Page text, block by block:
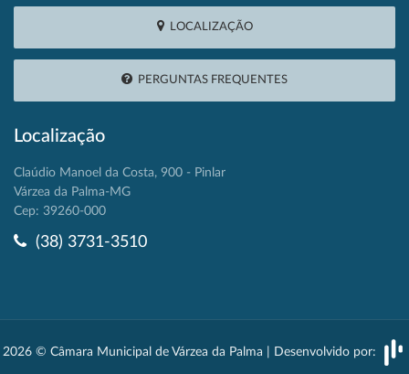
LOCALIZAÇÃO
PERGUNTAS FREQUENTES
Localização
Claúdio Manoel da Costa, 900 - Pinlar
Várzea da Palma-MG
Cep: 39260-000
(38) 3731-3510
2026 © Câmara Municipal de Várzea da Palma | Desenvolvido por: